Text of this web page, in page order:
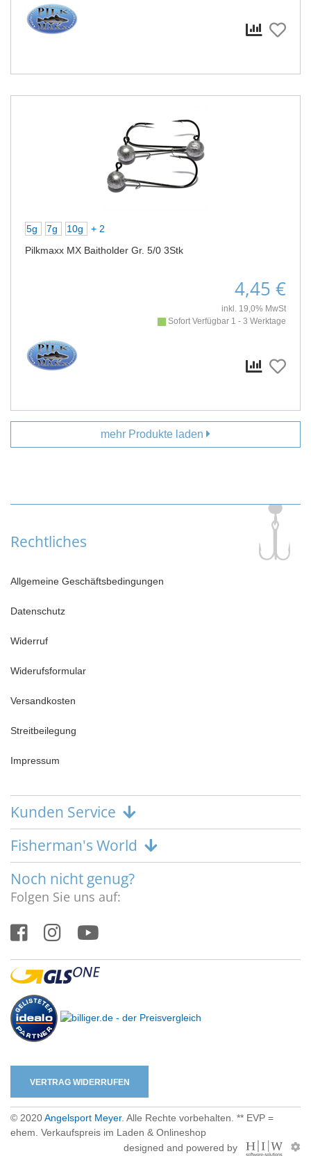
5g 7g 10g
+ 2
Pilkmaxx MX Baitholder Gr. 5/0 3Stk
4,45 €
inkl. 19,0% MwSt
Sofort Verfügbar 1 - 3 Werktage
mehr Produkte laden
Rechtliches
Allgemeine Geschäftsbedingungen
Datenschutz
Widerruf
Widerufsformular
Versandkosten
Streitbeilegung
Impressum
Kunden Service
Fisherman's World
Noch nicht genug?
Folgen Sie uns auf:
VERTRAG WIDERRUFEN
© 2020Angelsport Meyer. Alle Rechte vorbehalten. ** EVP =
ehem. Verkaufspreis im Laden & Onlineshop
designed and powered by